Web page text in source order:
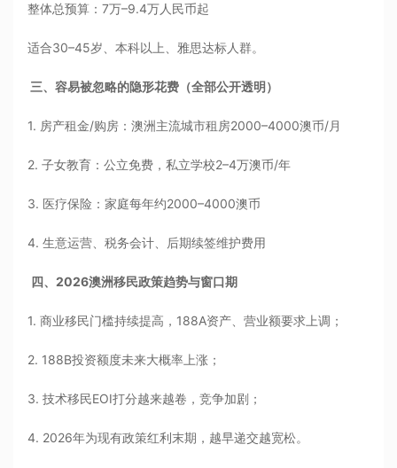
整体总预算：7万–9.4万人民币起
适合30–45岁、本科以上、雅思达标人群。
三、容易被忽略的隐形花费（全部公开透明）
1. 房产租金/购房：澳洲主流城市租房2000–4000澳币/月
2. 子女教育：公立免费，私立学校2–4万澳币/年
3. 医疗保险：家庭每年约2000–4000澳币
4. 生意运营、税务会计、后期续签维护费用
四、2026澳洲移民政策趋势与窗口期
1. 商业移民门槛持续提高，188A资产、营业额要求上调；
2. 188B投资额度未来大概率上涨；
3. 技术移民EOI打分越来越卷，竞争加剧；
4. 2026年为现有政策红利末期，越早递交越宽松。